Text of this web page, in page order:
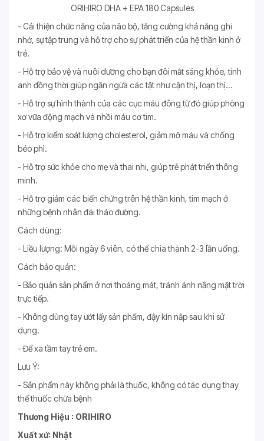
ORIHIRO DHA + EPA 180 Capsules
- Cải thiện chức năng của não bộ, tăng cường khả năng ghi
nhớ, sự tập trung và hỗ trợ cho sự phát triển của hệ thần kinh ở
trẻ.
- Hỗ trợ bảo vệ và nuôi dưỡng cho bạn đôi mắt sáng khỏe, tinh
anh đồng thời giúp ngăn ngừa các tật như cận thị, loạn thị…
- Hỗ trợ sự hình thành của các cục máu đông từ đó giúp phòng
xơ vữa động mạch và nhồi máu cơ tim.
- Hỗ trợ kiểm soát lượng cholesterol, giảm mỡ máu và chống
béo phì.
- Hỗ trợ sức khỏe cho mẹ và thai nhi, giúp trẻ phát triển thông
minh.
- Hỗ trợ giảm các biến chứng trên hệ thần kinh, tim mạch ở
những bệnh nhân đái tháo đường.
Cách dùng:
- Liều lượng: Mỗi ngày 6 viên, có thể chia thành 2-3 lần uống.
Cách bảo quản:
- Bảo quản sản phẩm ở nơi thoáng mát, tránh ánh nắng mặt trời
trực tiếp.
- Không dùng tay ướt lấy sản phẩm, đậy kín nắp sau khi sử
dụng.
- Để xa tầm tay trẻ em.
Lưu Ý:
- Sản phẩm này không phải là thuốc, không có tác dụng thay
thế thuốc chữa bệnh
Thương Hiệu : ORIHIRO
Xuất xứ: Nhật